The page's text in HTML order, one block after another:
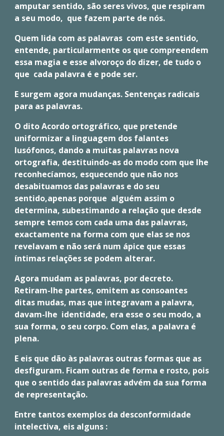
amputar sentido, são seres vivos, que respiram
a seu modo, que fazem parte de nós.
Quem lida com as palavras com este sentido,
entende, particularmente os que compreendem
essa magia e esse alvoroço do dizer, de tudo o
que cada palavra é e pode ser.
E surgem agora mudanças. Sentenças radicais
para as palavras.
O dito Acordo ortográfico, que pretende
uniformizar a linguagem dos falantes
lusófonos, dando a muitas palavras nova
ortografia, destituindo-as do modo com que lhe
reconhecíamos, esquecendo que não nos
desabituamos das palavras e do seu
sentido,apenas porque alguém assim o
determina, subestimando a relação que desde
sempre temos com cada uma das palavras,
exactamente na forma com que elas se nos
revelavam e não será num ápice que essas
íntimas relações se podem alterar.
Agora mudam as palavras, por decreto.
Retiram-lhe partes, omitem as consoantes
ditas mudas, mas que integravam a palavra,
davam-lhe identidade, era esse o seu modo, a
sua forma, o seu corpo. Com elas, a palavra é
plena.
E eis que dão às palavras outras formas que as
desfiguram. Ficam outras de forma e rosto, pois
que o sentido das palavras advém da sua forma
de representação.
Entre tantos exemplos da desconformidade
intelectiva, eis alguns :